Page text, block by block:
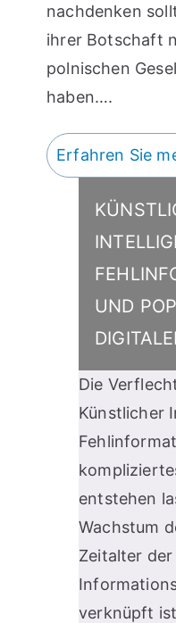
nachdenken
ihrer Botschaft
polnischen
haben….
Erfahren Sie
UND
Die
Künstlicher
entstehen
Wachstum
Zeitalter der
verknüpft